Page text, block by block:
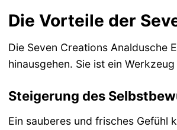
Die Vorteile der
Die Seven Creations Analdusche
hinausgehen. Sie ist ein
Steigerung des
Ein sauberes und frisches Gefühl